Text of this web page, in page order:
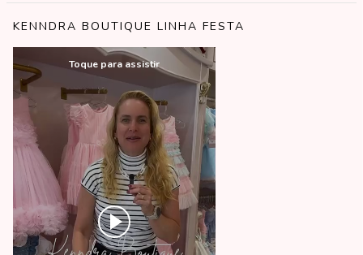
KENNDRA BOUTIQUE LINHA FESTA